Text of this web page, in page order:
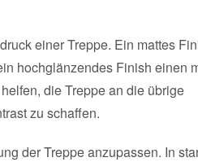
einer Treppe. Ein mattes
hochglänzendes Finish einen
die Treppe an die übrige
zu schaffen.
der Treppe anzupassen. In